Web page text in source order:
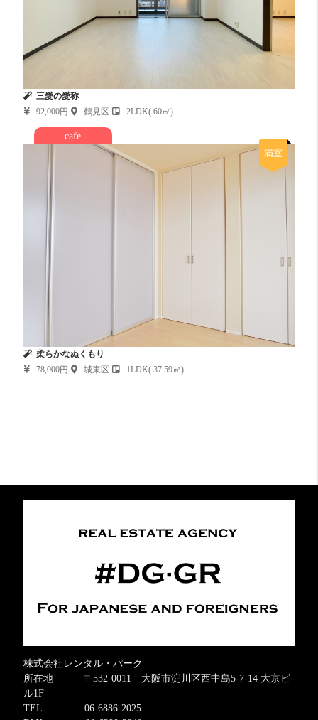
三愛の愛称
92,000円
鶴見区 2LDK( 60㎡)
cafe
満室
柔らかなぬくもり
78,000円
城東区 1LDK( 37.59㎡)
株式会社レンタル・パーク
所在地 〒532-0011 大阪市淀川区西中島5-7-14 大京ビ
ル1F
TEL 06-6886-2025